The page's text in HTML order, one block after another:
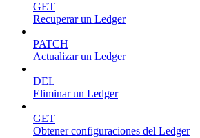
GET
Recuperar un Ledger
PATCH
Actualizar un Ledger
DEL
Eliminar un Ledger
GET
Obtener configuraciones del Ledger